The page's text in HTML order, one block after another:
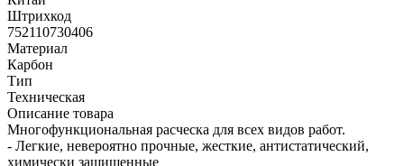
Штрихкод
752110730406
Материал
Карбон
Тип
Техническая
Описание товара
Многофункциональная расческа для всех видов работ.
- Легкие, невероятно прочные, жесткие, антистатический,
химически защищенные